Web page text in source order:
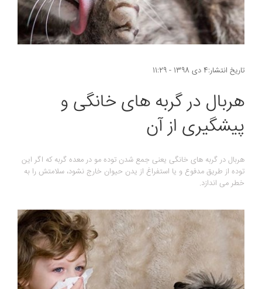
تاریخ انتشار:4 دی 1398 - 11:29
هربال در گربه های خانگی و
پیشگیری از آن
هربال در گربه های خانگی یعنی جمع شدن توده مو در معده گربه که اگر این
توده از طریق مدفوع و یا استفراغ از یدن حیوان خارج نشود، سلامتش را به
خطر می اندازد.